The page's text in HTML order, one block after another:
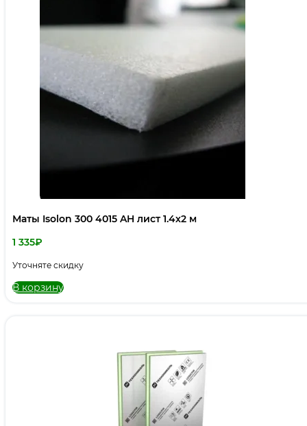
Маты Isolon 300 4015 AH лист 1.4х2 м
1 335₽
Уточняте скидку
В корзину